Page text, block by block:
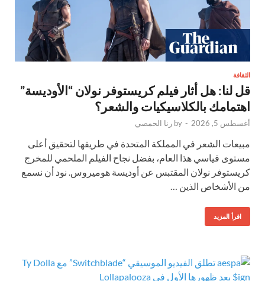
الثقافة
قل لنا: هل أثار فيلم كريستوفر نولان “الأوديسة”
اهتمامك بالكلاسيكيات والشعر؟
أغسطس 5, 2026 -
by رنا الحمصي
مبيعات الشعر في المملكة المتحدة في طريقها لتحقيق أعلى
مستوى قياسي هذا العام، بفضل نجاح الفيلم الملحمي للمخرج
كريستوفر نولان المقتبس عن أوديسة هوميروس. نود أن نسمع
من الأشخاص الذين …
اقرأ المزيد